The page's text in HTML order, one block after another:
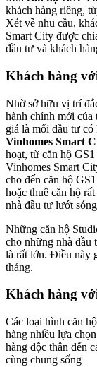
khách hàng riêng,
Xét về nhu cầu,
Smart City được
đầu tư và khách
Khách hàng
Nhờ sở hữu vị trí
hành chính mới của
giá là mối đầu tư
Vinhomes Smart
hoạt, từ căn hộ
Vinhomes Smart
cho đến căn hộ
hoặc thuê căn hộ
nhà đầu tư lướt
Những căn hộ
cho những nhà đầu
là rất lớn. Điều này
tháng.
Khách hàng
Các loại hình căn
hàng nhiều lựa
hàng độc thân đến
cùng chung sống